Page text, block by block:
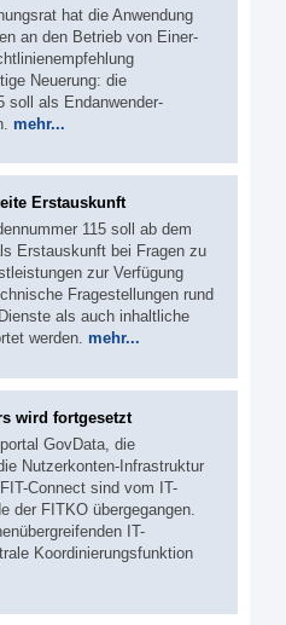
hat die Anwendung
an den Betrieb von Einer-
Neuerung: die
soll als Endanwender-
mehr...
Erstauskunft
115 soll ab dem
Erstauskunft bei Fragen zu
zur Verfügung
Fragestellungen rund
als auch inhaltliche
werden. mehr...
wird fortgesetzt
GovData, die
Nutzerkonten-Infrastruktur
Connect sind vom IT-
der FITKO übergegangen.
IT-
Koordinierungsfunktion